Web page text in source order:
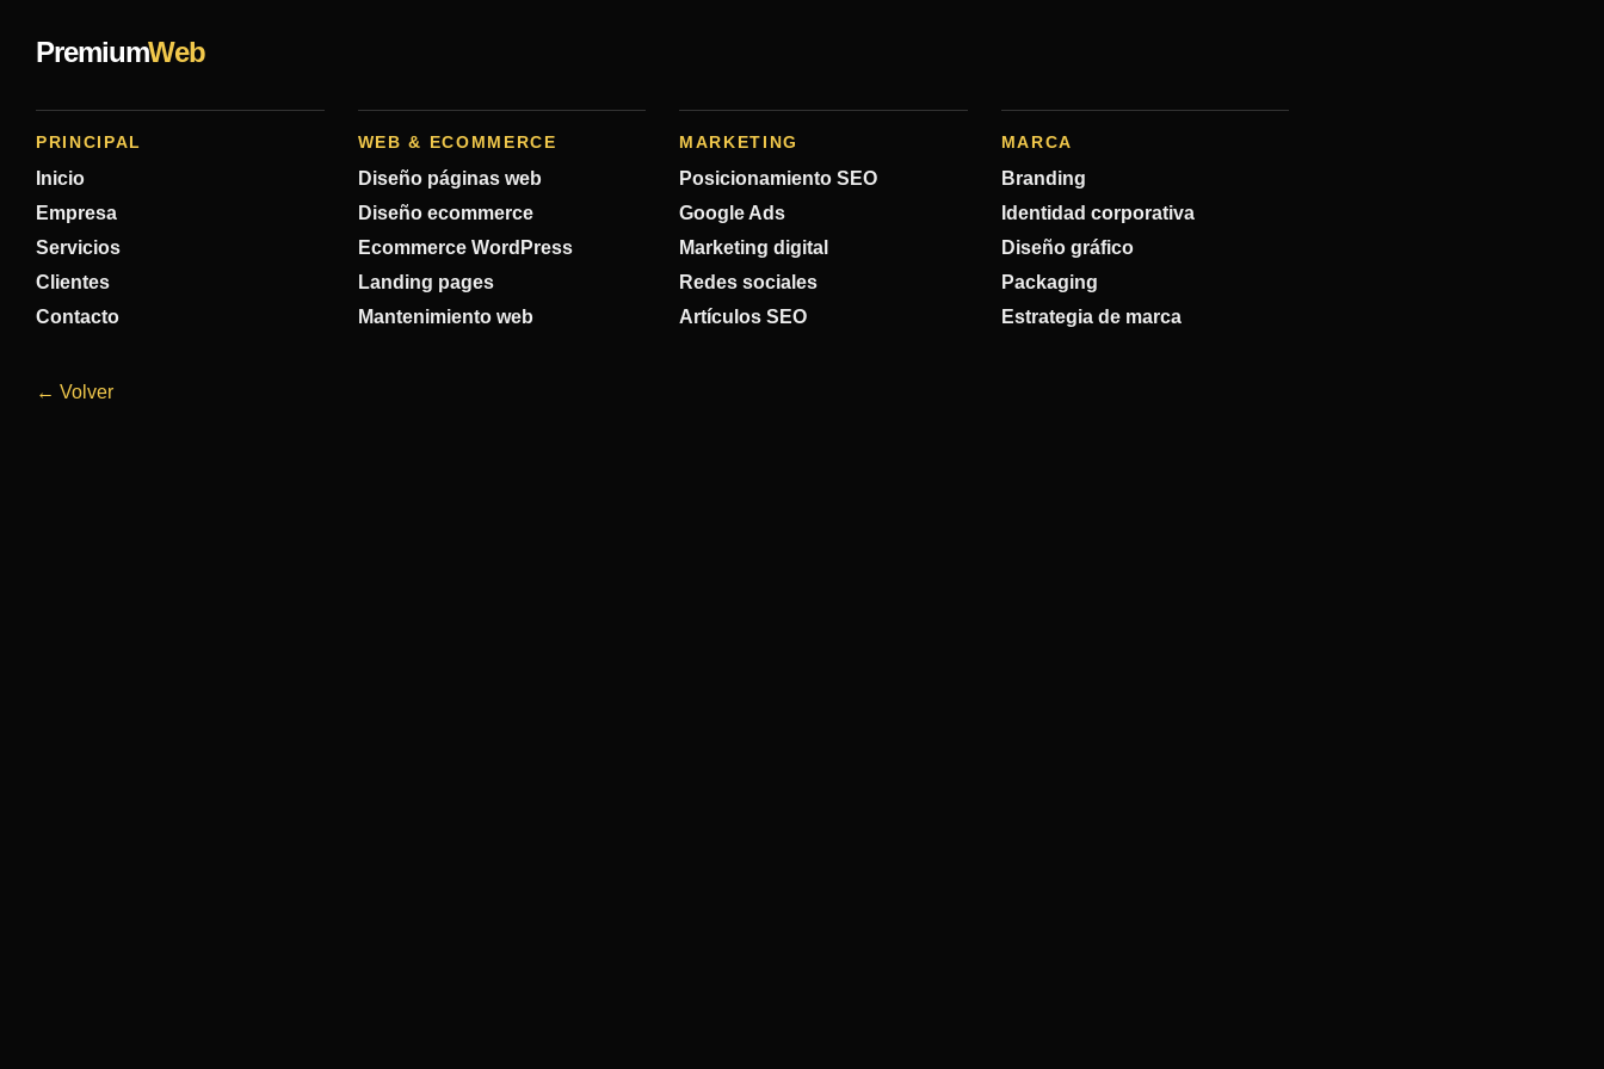
PremiumWeb
PRINCIPAL
Inicio
Empresa
Servicios
Clientes
Contacto
WEB & ECOMMERCE
Diseño páginas web
Diseño ecommerce
Ecommerce WordPress
Landing pages
Mantenimiento web
MARKETING
Posicionamiento SEO
Google Ads
Marketing digital
Redes sociales
Artículos SEO
MARCA
Branding
Identidad corporativa
Diseño gráfico
Packaging
Estrategia de marca
← Volver